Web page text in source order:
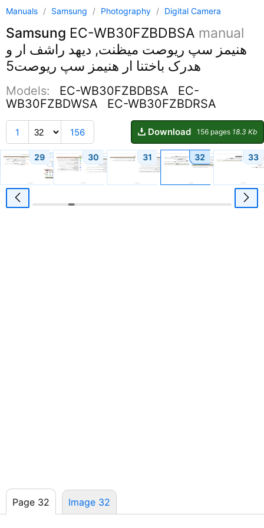
Manuals / Samsung / Photography / Digital Camera
Samsung EC-WB30FZBDBSA manual
هنیمز سپ ریوصت میظنت, دیهد راشف ار و
هدرک باختنا ار هنیمز سپ ریوصت5
Models: EC-WB30FZBDBSA
EC-
WB30FZBDWSA
EC-WB30FZBDRSA
1 156 Download 156 pages 18.3 Kb
29 30 31 32 33
Page 32 Image 32